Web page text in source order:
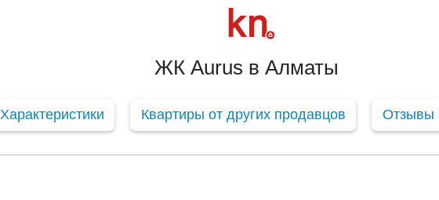
ЖК Aurus в Алматы
Характеристики Квартиры от других продавцов Отзывы